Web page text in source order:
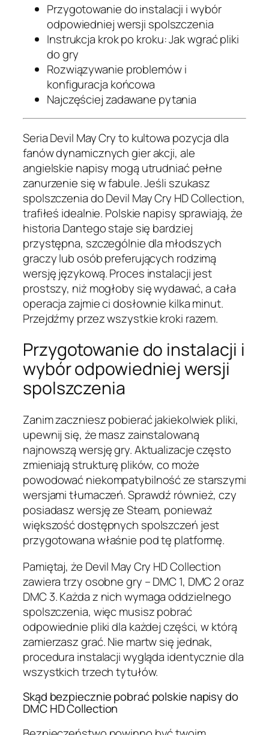
Przygotowanie do instalacji i wybór
odpowiedniej wersji spolszczenia
Instrukcja krok po kroku: Jak wgrać pliki
do gry
Rozwiązywanie problemów i
konfiguracja końcowa
Najczęściej zadawane pytania
Seria Devil May Cry to kultowa pozycja dla
fanów dynamicznych gier akcji, ale
angielskie napisy mogą utrudniać pełne
zanurzenie się w fabule. Jeśli szukasz
spolszczenia do Devil May Cry HD Collection,
trafiłeś idealnie. Polskie napisy sprawiają, że
historia Dantego staje się bardziej
przystępna, szczególnie dla młodszych
graczy lub osób preferujących rodzimą
wersję językową. Proces instalacji jest
prostszy, niż mogłoby się wydawać, a cała
operacja zajmie ci dosłownie kilka minut.
Przejdźmy przez wszystkie kroki razem.
Przygotowanie do instalacji i
wybór odpowiedniej wersji
spolszczenia
Zanim zaczniesz pobierać jakiekolwiek pliki,
upewnij się, że masz zainstalowaną
najnowszą wersję gry. Aktualizacje często
zmieniają strukturę plików, co może
powodować niekompatybilność ze starszymi
wersjami tłumaczeń. Sprawdź również, czy
posiadasz wersję ze Steam, ponieważ
większość dostępnych spolszczeń jest
przygotowana właśnie pod tę platformę.
Pamiętaj, że Devil May Cry HD Collection
zawiera trzy osobne gry – DMC 1, DMC 2 oraz
DMC 3. Każda z nich wymaga oddzielnego
spolszczenia, więc musisz pobrać
odpowiednie pliki dla każdej części, w którą
zamierzasz grać. Nie martw się jednak,
procedura instalacji wygląda identycznie dla
wszystkich trzech tytułów.
Skąd bezpiecznie pobrać polskie napisy do
DMC HD Collection